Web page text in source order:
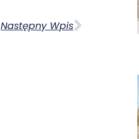
Następny Wpis